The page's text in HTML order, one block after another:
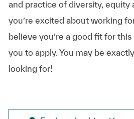
and practice of diversity, equity
you’re excited about working
believe you’re a good fit for
you to apply. You may be
looking for!